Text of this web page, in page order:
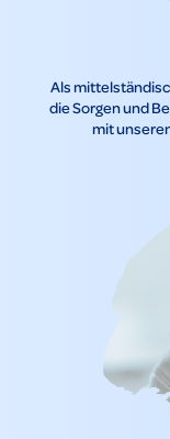
Als
die Sorgen und
mit